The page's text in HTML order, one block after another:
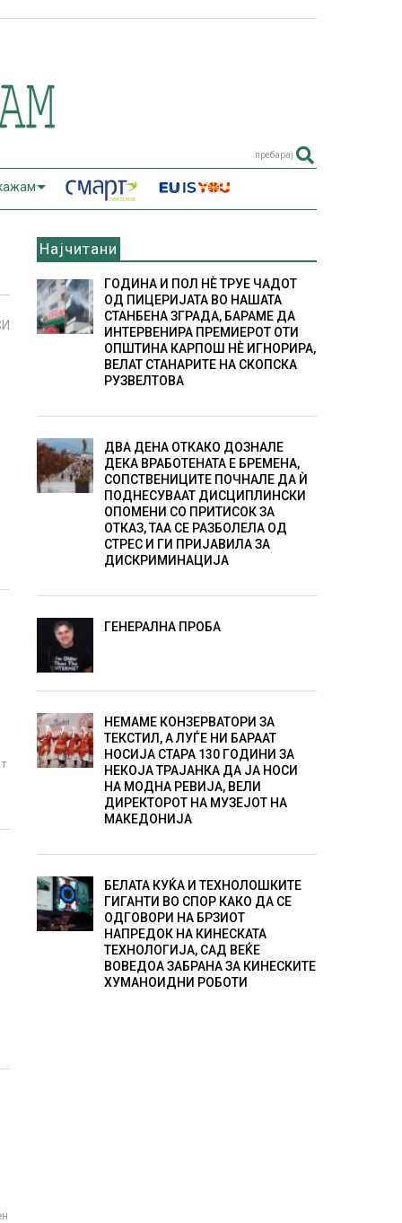
пребарај
Најчитани
ГОДИНА И ПОЛ НÈ ТРУЕ ЧАДОТ
ОД ПИЦЕРИЈАТА ВО НАШАТА
СТАНБЕНА ЗГРАДА, БАРАМЕ ДА
ИНТЕРВЕНИРА ПРЕМИЕРОТ ОТИ
ОПШТИНА КАРПОШ НÈ ИГНОРИРА,
ВЕЛАТ СТАНАРИТЕ НА СКОПСКА
РУЗВЕЛТОВА
ДВА ДЕНА ОТКАКО ДОЗНАЛЕ
ДЕКА ВРАБОТЕНАТА Е БРЕМЕНА,
СОПСТВЕНИЦИТЕ ПОЧНАЛЕ ДА Ѝ
ПОДНЕСУВААТ ДИСЦИПЛИНСКИ
ОПОМЕНИ СО ПРИТИСОК ЗА
ОТКАЗ, ТАА СЕ РАЗБОЛЕЛА ОД
СТРЕС И ГИ ПРИЈАВИЛА ЗА
ДИСКРИМИНАЦИЈА
ГЕНЕРАЛНА ПРОБА
НЕМАМЕ КОНЗЕРВАТОРИ ЗА
ТЕКСТИЛ, А ЛУЃЕ НИ БАРААТ
НОСИЈА СТАРА 130 ГОДИНИ ЗА
НЕКОЈА ТРАЈАНКА ДА ЈА НОСИ
НА МОДНА РЕВИЈА, ВЕЛИ
ДИРЕКТОРОТ НА МУЗЕЈОТ НА
МАКЕДОНИЈА
БЕЛАТА КУЌА И ТЕХНОЛОШКИТЕ
ГИГАНТИ ВО СПОР КАКО ДА СЕ
ОДГОВОРИ НА БРЗИОТ
НАПРЕДОК НА КИНЕСКАТА
ТЕХНОЛОГИЈА, САД ВЕЌЕ
ВОВЕДОА ЗАБРАНА ЗА КИНЕСКИТЕ
ХУМАНОИДНИ РОБОТИ